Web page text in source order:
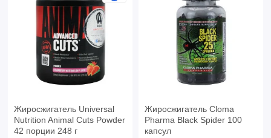
Жиросжигатель Universal
Nutrition Animal Cuts Powder
42 порции 248 г
Жиросжигатель Cloma
Pharma Black Spider 100
капсул